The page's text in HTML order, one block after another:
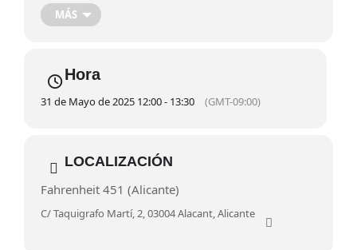
POÉTICAS Y CREATIVAS circularán por vuestra librería
desde las 12 de la mañana mientras os tomáis un cafecito,
Inscripción en la librería o redes.
MÁS
Hora
31 de Mayo de 2025 12:00 - 13:30 (GMT-09:00)
LOCALIZACIÓN
Fahrenheit 451 (Alicante)
C/ Taquigrafo Martí, 2, 03004 Alacant, Alicante